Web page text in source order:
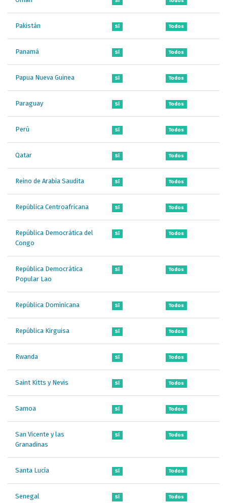
Pakistán Sí Todos
Panamá Sí Todos
Papua Nueva Guinea Sí Todos
Paraguay Sí Todos
Perú Sí Todos
Qatar Sí Todos
Reino de Arabia Saudita Sí Todos
República Centroafricana Sí Todos
República Democrática del
Congo
Sí Todos
República Democrática
Popular Lao
Sí Todos
República Dominicana Sí Todos
República Kirguisa Sí Todos
Rwanda Sí Todos
Saint Kitts y Nevis Sí Todos
Samoa Sí Todos
San Vicente y las
Granadinas
Sí Todos
Santa Lucía Sí Todos
Senegal Sí Todos